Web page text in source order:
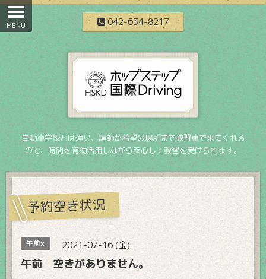
042-634-8217
自動車学校とは違い、講師が希望の場所まで教習車で来てくれる
ので、時間を有効活用しながら安心して教習を受けられます。
予約空き状況
午前× 2021-07-16 (金)
午前 空きがありません。